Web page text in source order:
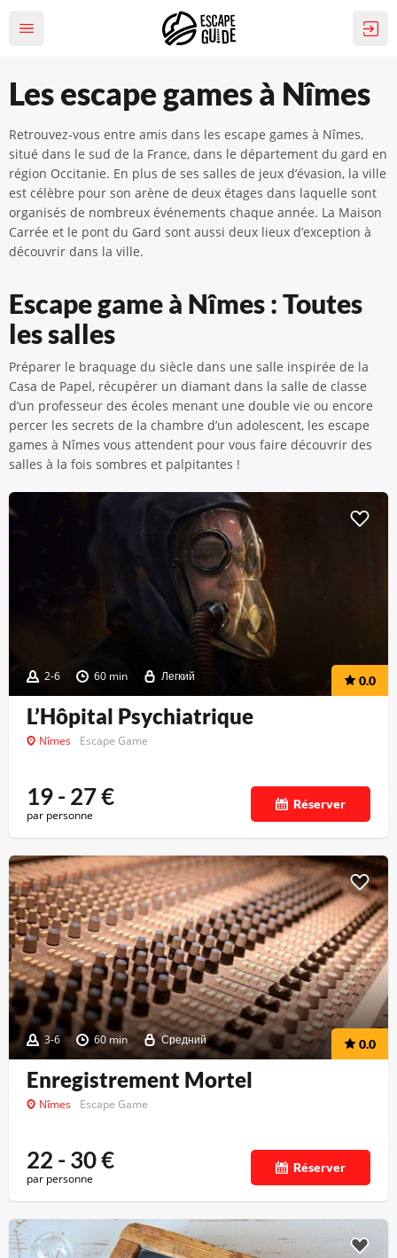
Les escape games à Nîmes
Retrouvez-vous entre amis dans les escape games à Nîmes,
situé dans le sud de la France, dans le département du gard en
région Occitanie. En plus de ses salles de jeux d’évasion, la ville
est célèbre pour son arène de deux étages dans laquelle sont
organisés de nombreux événements chaque année. La Maison
Carrée et le pont du Gard sont aussi deux lieux d’exception à
découvrir dans la ville.
Escape game à Nîmes : Toutes
les salles
Préparer le braquage du siècle dans une salle inspirée de la
Casa de Papel, récupérer un diamant dans la salle de classe
d’un professeur des écoles menant une double vie ou encore
percer les secrets de la chambre d’un adolescent, les escape
games à Nîmes vous attendent pour vous faire découvrir des
salles à la fois sombres et palpitantes !
2-6 60 min Легкий 0.0
L’Hôpital Psychiatrique
Nîmes Escape Game
19 - 27€
par personne
Réserver
3-6 60 min Средний 0.0
Enregistrement Mortel
Nîmes Escape Game
22 - 30€
par personne
Réserver